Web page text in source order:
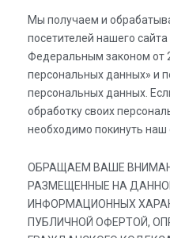
Мы получаем и
посетителей нашего сайта
Федеральным законом от
персональных данных» и
персональных данных.
обработку своих
необходимо покинуть наш
ОБРАЩАЕМ ВАШЕ
РАЗМЕЩЕННЫЕ НА
ИНФОРМАЦИОННЫХ
ПУБЛИЧНОЙ ОФЕРТОЙ,